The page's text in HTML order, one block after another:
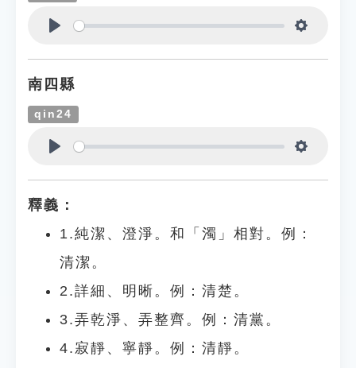
南四縣
qin24
釋義：
1.純潔、澄淨。和「濁」相對。例：
清潔。
2.詳細、明晰。例：清楚。
3.弄乾淨、弄整齊。例：清黨。
4.寂靜、寧靜。例：清靜。